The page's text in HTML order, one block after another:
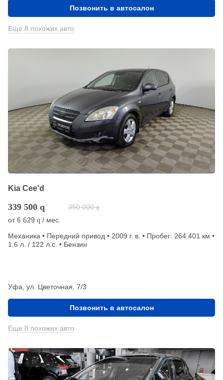
Позвонить в автосалон
Еще 8 похожих авто
Kia Cee'd
339 500 q 350 000 q
от6 629 q / мес.
Механика • Передний привод • 2009 г. в. • Пробег: 264 401 км •
1.6 л. / 122 л.с. • Бензин
Уфа, ул. Цветочная, 7/3
Позвонить в автосалон
Еще 8 похожих авто